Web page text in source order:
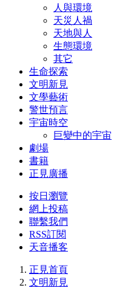
人與環境
天災人禍
天地與人
生態環境
其它
生命探索
文明新見
文學藝術
警世預言
宇宙時空
巨變中的宇宙
劇場
書籍
正見廣播
按日瀏覽
網上投稿
聯繫我們
RSS訂閱
天音播客
正見首頁
文明新見